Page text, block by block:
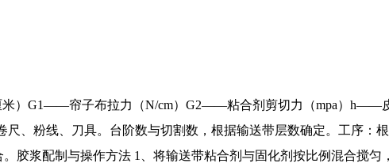
米）G1——帘子布拉力（N/cm）G2——粘合剂剪切力（mpa）
、粉线、刀具。台阶数与切割数，根据输送带层数确定。工序：
浆配制与操作方法 1、将输送带粘合剂与固化剂按比例混合搅匀